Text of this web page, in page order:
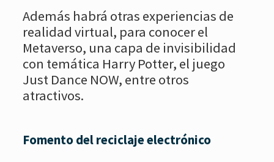
Además habrá otras experiencias de
realidad virtual, para conocer el
Metaverso, una capa de invisibilidad
con temática Harry Potter, el juego
Just Dance NOW, entre otros
atractivos.
Fomento del reciclaje electrónico